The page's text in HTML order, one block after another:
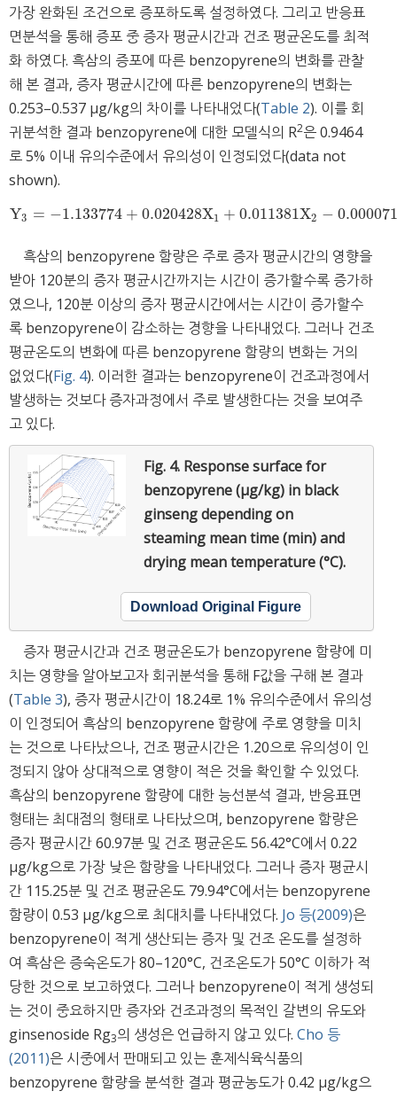
가장 완화된 조건으로 증포하도록 설정하였다. 그리고 반응표
면분석을 통해 증포 중 증자 평균시간과 건조 평균온도를 최적
화 하였다. 흑삼의 증포에 따른 benzopyrene의 변화를 관찰
해 본 결과, 증자 평균시간에 따른 benzopyrene의 변화는
0.253–0.537 μg/kg의 차이를 나타내었다(Table 2). 이를 회
귀분석한 결과 benzopyrene에 대한 모델식의 R2은 0.9464
로 5% 이내 유의수준에서 유의성이 인정되었다(data not
shown).
Y3 = −1.133774 + 0.020428X1 + 0.011381X2 − 0
Y3=−1 .133774+0.020428X 1+0.011381X2 −0
흑삼의 benzopyrene 함량은 주로 증자 평균시간의 영향을
받아 120분의 증자 평균시간까지는 시간이 증가할수록 증가하
였으나, 120분 이상의 증자 평균시간에서는 시간이 증가할수
록 benzopyrene이 감소하는 경향을 나타내었다. 그러나 건조
평균온도의 변화에 따른 benzopyrene 함량의 변화는 거의
없었다(Fig. 4). 이러한 결과는 benzopyrene이 건조과정에서
발생하는 것보다 증자과정에서 주로 발생한다는 것을 보여주
고 있다.
Fig. 4. Response surface for
benzopyrene (μg/kg) in black
ginseng depending on
steaming mean time (min) and
drying mean temperature (°C).
Download Original Figure
증자 평균시간과 건조 평균온도가 benzopyrene 함량에 미
치는 영향을 알아보고자 회귀분석을 통해 F값을 구해 본 결과
(Table 3), 증자 평균시간이 18.24로 1% 유의수준에서 유의성
이 인정되어 흑삼의 benzopyrene 함량에 주로 영향을 미치
는 것으로 나타났으나, 건조 평균시간은 1.20으로 유의성이 인
정되지 않아 상대적으로 영향이 적은 것을 확인할 수 있었다.
흑삼의 benzopyrene 함량에 대한 능선분석 결과, 반응표면
형태는 최대점의 형태로 나타났으며, benzopyrene 함량은
증자 평균시간 60.97분 및 건조 평균온도 56.42°C에서 0.22
μg/kg으로 가장 낮은 함량을 나타내었다. 그러나 증자 평균시
간 115.25분 및 건조 평균온도 79.94°C에서는 benzopyrene
함량이 0.53 μg/kg으로 최대치를 나타내었다. Jo 등(2009)은
benzopyrene이 적게 생산되는 증자 및 건조 온도를 설정하
여 흑삼은 증숙온도가 80–120°C, 건조온도가 50°C 이하가 적
당한 것으로 보고하였다. 그러나 benzopyrene이 적게 생성되
는 것이 중요하지만 증자와 건조과정의 목적인 갈변의 유도와
ginsenoside Rg3의 생성은 언급하지 않고 있다. Cho 등
(2011)은 시중에서 판매되고 있는 훈제식육식품의
benzopyrene 함량을 분석한 결과 평균농도가 0.42 μg/kg으